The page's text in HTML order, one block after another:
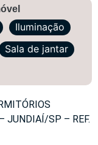
Iluminação
Sala de jantar
JUNDIAÍ/SP – REF.